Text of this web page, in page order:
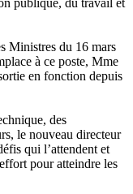
Ministres du 16 mars
à ce poste, Mme
en fonction depuis
des
le nouveau directeur
qui l’attendent et
pour atteindre les